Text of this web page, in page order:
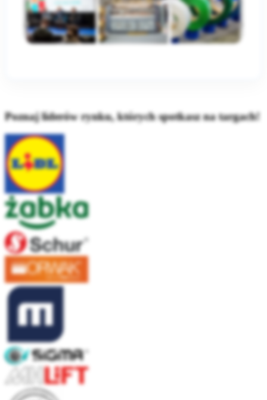
Poznaj liderów rynku, których spotkasz na targach!